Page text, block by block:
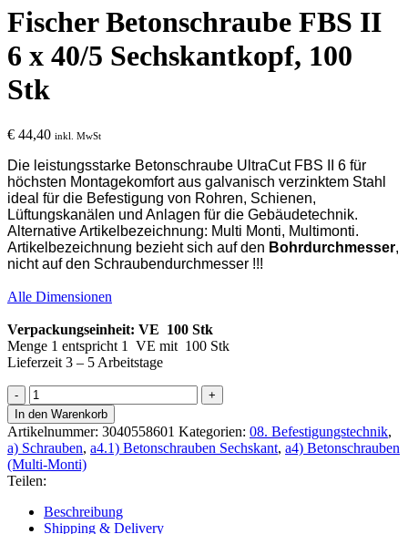
Fischer Betonschraube FBS II
6 x 40/5 Sechskantkopf, 100
Stk
€ 44,40 inkl. MwSt
Die leistungsstarke Betonschraube UltraCut FBS II 6 für
höchsten Montagekomfort aus galvanisch verzinktem Stahl
ideal für die Befestigung von Rohren, Schienen,
Lüftungskanälen und Anlagen für die Gebäudetechnik.
Alternative Artikelbezeichnung: Multi Monti, Multimonti.
Artikelbezeichnung bezieht sich auf den Bohrdurchmesser,
nicht auf den Schraubendurchmesser !!!
Alle Dimensionen
Verpackungseinheit: VE 100 Stk
Menge 1 entspricht 1 VE mit 100 Stk
Lieferzeit 3 – 5 Arbeitstage
Fischer
Betonschraube
FBS
II
6
x
40/5
Sechskantkopf,
100
In den Warenkorb
Artikelnummer: 3040558601 Kategorien: 08. Befestigungstechnik,
a) Schrauben, a4.1) Betonschrauben Sechskant, a4) Betonschrauben
(Multi-Monti)
Teilen:
Beschreibung
Shipping & Delivery